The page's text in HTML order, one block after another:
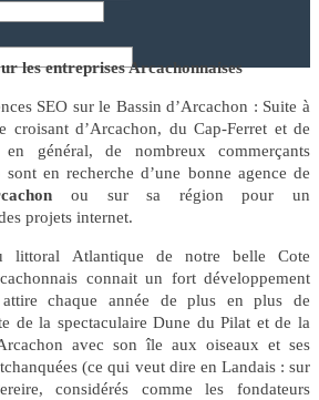
les entreprises Arcachonnaises
SEO sur le Bassin d’Arcachon : Suite à
croisant d’Arcachon, du Cap-Ferret et de
en général, de nombreux commerçants
sont en recherche d’une bonne agence de
ou sur sa région pour un
projets internet.
littoral Atlantique de notre belle Cote
connait un fort développement
chaque année de plus en plus de
de la spectaculaire Dune du Pilat et de la
avec son île aux oiseaux et ses
(ce qui veut dire en Landais : sur
considérés comme les fondateurs